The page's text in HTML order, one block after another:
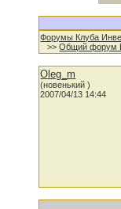
Форумы Клуба
>>Общий форум
Oleg_m
(новенький )
2007/04/13 14:44